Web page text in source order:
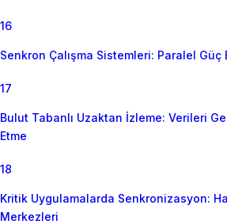
16
Senkron Çalışma Sistemleri: Paralel Güç
17
Bulut Tabanlı Uzaktan İzleme: Verileri
Etme
18
Kritik Uygulamalarda Senkronizasyon:
Merkezleri